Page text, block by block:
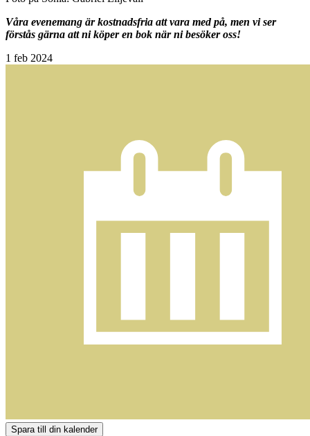
Våra evenemang är kostnadsfria att vara med på, men vi ser
förstås gärna att ni köper en bok när ni besöker oss!
1 feb 2024